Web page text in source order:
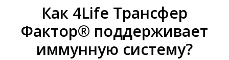
Как 4Life Трансфер
Фактор® поддерживает
иммунную систему?